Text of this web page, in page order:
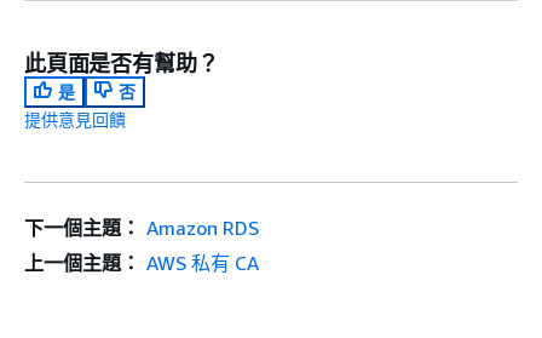
此頁面是否有幫助？
是
否
提供意見回饋
下一個主題： Amazon RDS
上一個主題： AWS 私有 CA